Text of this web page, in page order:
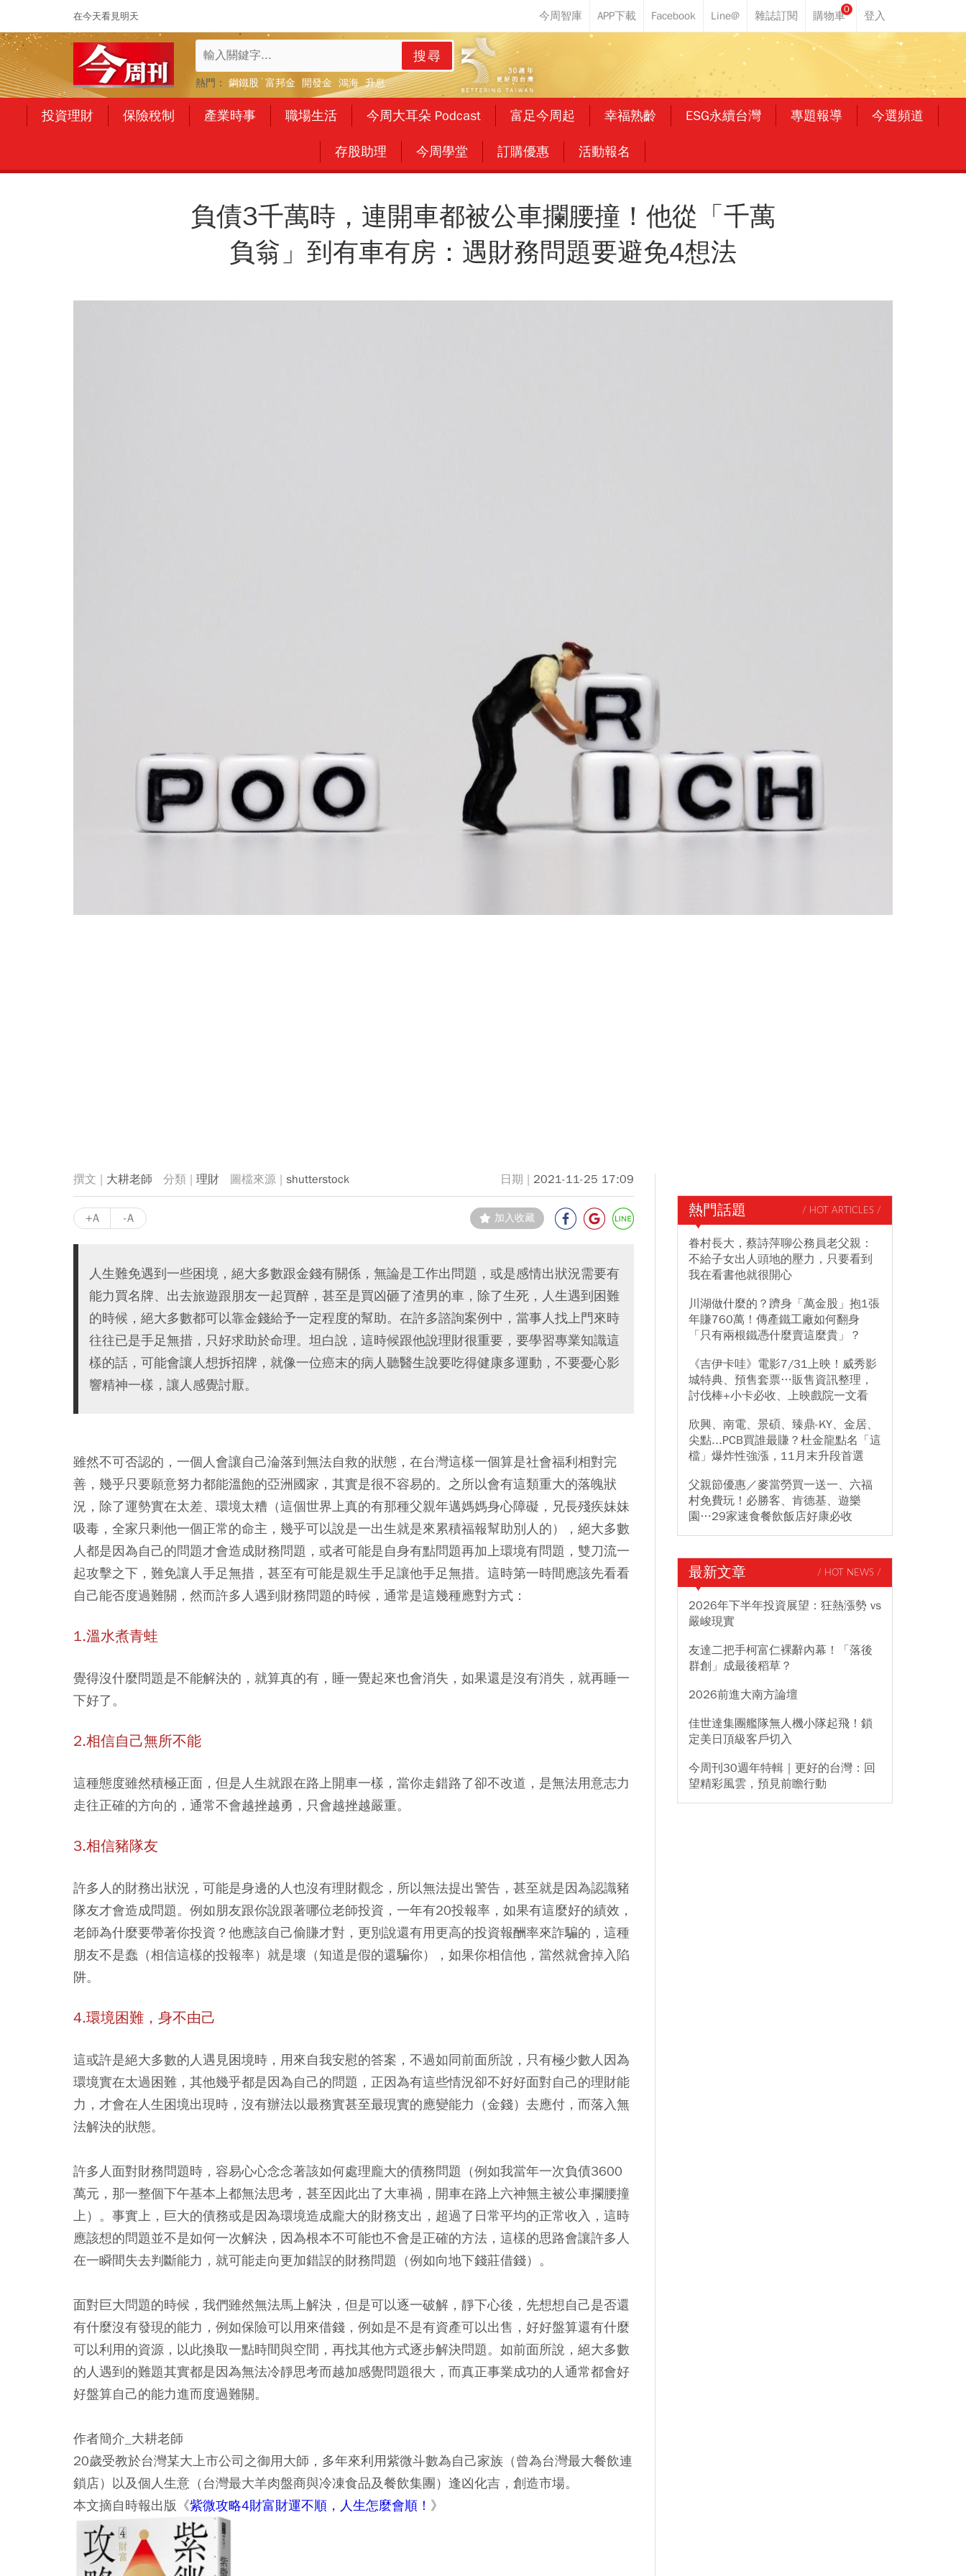
在今天看見明天
0
搜尋
熱門： 鋼鐵股 富邦金 開發金 鴻海 升息
投資理財 保險稅制 產業時事 職場生活 今周大耳朵 Podcast 富足今周起 幸福熟齡 ESG永續台灣 專題報導 今選頻道
存股助理 今周學堂 訂購優惠 活動報名
負債3千萬時，連開車都被公車攔腰撞！他從「千萬
負翁」到有車有房：遇財務問題要避免4想法
大耕老師 理財 shutterstock 2021-11-25 17:09
+A -A 加入收藏
人生難免遇到一些困境，絕大多數跟金錢有關係，無論是工作出問題，或是感情出狀況需要有
能力買名牌、出去旅遊跟朋友一起買醉，甚至是買凶砸了渣男的車，除了生死，人生遇到困難
的時候，絕大多數都可以靠金錢給予一定程度的幫助。在許多諮詢案例中，當事人找上門來時
往往已是手足無措，只好求助於命理。坦白說，這時候跟他說理財很重要，要學習專業知識這
樣的話，可能會讓人想拆招牌，就像一位癌末的病人聽醫生說要吃得健康多運動，不要憂心影
響精神一樣，讓人感覺討厭。
雖然不可否認的，一個人會讓自己淪落到無法自救的狀態，在台灣這樣一個算是社會福利相對完
善，幾乎只要願意努力都能溫飽的亞洲國家，其實是很不容易的。之所以會有這類重大的落魄狀
況，除了運勢實在太差、環境太糟（這個世界上真的有那種父親年邁媽媽身心障礙，兄長殘疾妹妹
吸毒，全家只剩他一個正常的命主，幾乎可以說是一出生就是來累積福報幫助別人的），絕大多數
人都是因為自己的問題才會造成財務問題，或者可能是自身有點問題再加上環境有問題，雙刀流一
起攻擊之下，難免讓人手足無措，甚至有可能是親生手足讓他手足無措。這時第一時間應該先看看
自己能否度過難關，然而許多人遇到財務問題的時候，通常是這幾種應對方式：
1.溫水煮青蛙
覺得沒什麼問題是不能解決的，就算真的有，睡一覺起來也會消失，如果還是沒有消失，就再睡一
下好了。
2.相信自己無所不能
這種態度雖然積極正面，但是人生就跟在路上開車一樣，當你走錯路了卻不改道，是無法用意志力
走往正確的方向的，通常不會越挫越勇，只會越挫越嚴重。
3.相信豬隊友
許多人的財務出狀況，可能是身邊的人也沒有理財觀念，所以無法提出警告，甚至就是因為認識豬
隊友才會造成問題。例如朋友跟你說跟著哪位老師投資，一年有20投報率，如果有這麼好的績效，
老師為什麼要帶著你投資？他應該自己偷賺才對，更別說還有用更高的投資報酬率來詐騙的，這種
朋友不是蠢（相信這樣的投報率）就是壞（知道是假的還騙你），如果你相信他，當然就會掉入陷
阱。
4.環境困難，身不由己
這或許是絕大多數的人遇見困境時，用來自我安慰的答案，不過如同前面所說，只有極少數人因為
環境實在太過困難，其他幾乎都是因為自己的問題，正因為有這些情況卻不好好面對自己的理財能
力，才會在人生困境出現時，沒有辦法以最務實甚至最現實的應變能力（金錢）去應付，而落入無
法解決的狀態。
許多人面對財務問題時，容易心心念念著該如何處理龐大的債務問題（例如我當年一次負債3600
萬元，那一整個下午基本上都無法思考，甚至因此出了大車禍，開車在路上六神無主被公車攔腰撞
上）。事實上，巨大的債務或是因為環境造成龐大的財務支出，超過了日常平均的正常收入，這時
應該想的問題並不是如何一次解決，因為根本不可能也不會是正確的方法 ，這樣的思路會讓許多人
在一瞬間失去判斷能力，就可能走向更加錯誤的財務問題（例如向地下錢莊借錢）。
面對巨大問題的時候，我們雖然無法馬上解決，但是可以逐一破解，靜下心後，先想想自己是否還
有什麼沒有發現的能力，例如保險可以用來借錢，例如是不是有資產可以出售，好好盤算還有什麼
可以利用的資源，以此換取一點時間與空間，再找其他方式逐步解決問題。如前面所說，絕大多數
的人遇到的難題其實都是因為無法冷靜思考而越加感覺問題很大，而真正事業成功的人通常都會好
好盤算自己的能力進而度過難關。
作者簡介_大耕老師
20歲受教於台灣某大上市公司之御用大師，多年來利用紫微斗數為自己家族（曾為台灣最大餐飲連
鎖店）以及個人生意（台灣最大羊肉盤商與冷凍食品及餐飲集團）逢凶化吉，創造市場。
本文摘自時報出版《紫微攻略4財富財運不順，人生怎麼會順！ 》
熱門話題 / HOT ARTICLES /
眷村長大，蔡詩萍聊公務員老父親：
不給子女出人頭地的壓力，只要看到
我在看書他就很開心
川湖做什麼的？躋身「萬金股」抱1張
年賺760萬！傳產鐵工廠如何翻身
「只有兩根鐵憑什麼賣這麼貴」？
《吉伊卡哇》電影7/31上映！威秀影
城特典、預售套票…販售資訊整理，
討伐棒+小卡必收、上映戲院一文看
欣興、南電、景碩、臻鼎-KY、金居、
尖點...PCB買誰最賺？杜金龍點名「這
檔」爆炸性強漲，11月末升段首選
父親節優惠／麥當勞買一送一、六福
村免費玩！必勝客、肯德基、遊樂
園…29家速食餐飲飯店好康必收
最新文章 / HOT NEWS /
2026年下半年投資展望：狂熱漲勢 vs
嚴峻現實
友達二把手柯富仁裸辭內幕！「落後
群創」成最後稻草？
2026前進大南方論壇
佳世達集團艦隊無人機小隊起飛！鎖
定美日頂級客戶切入
今周刊30週年特輯｜更好的台灣：回
望精彩風雲，預見前瞻行動